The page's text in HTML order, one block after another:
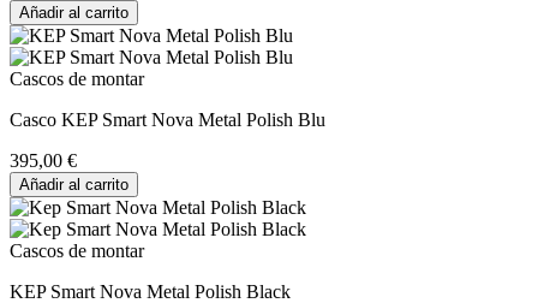
Añadir al carrito
Cascos de montar
Casco KEP Smart Nova Metal Polish Blu
395,00 €
Añadir al carrito
Cascos de montar
KEP Smart Nova Metal Polish Black